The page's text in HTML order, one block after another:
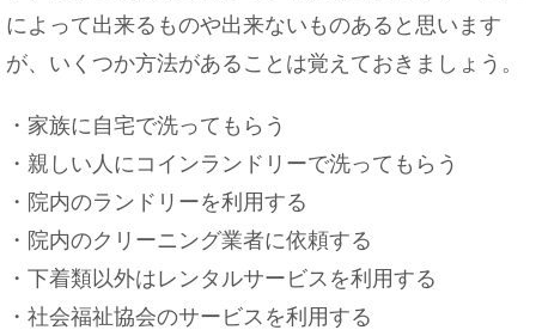
によって出来るものや出来ないものあると思います
が、いくつか方法があることは覚えておきましょう。
・家族に自宅で洗ってもらう
・親しい人にコインランドリーで洗ってもらう
・院内のランドリーを利用する
・院内のクリーニング業者に依頼する
・下着類以外はレンタルサービスを利用する
・社会福祉協会のサービスを利用する